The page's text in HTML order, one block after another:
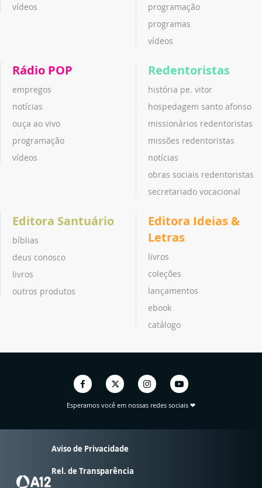
vídeos
programação
programas
vídeos
Rádio POP
empregos
notícias
ouça ao vivo
programação
vídeos
Redentoristas
história pe. vitor
hospedagem santo afonso
missionários redentoristas
missões redentoristas
notícias
obras sociais redentoristas
secretariado vocacional
Editora Santuário
bíblias
deus conosco
livros
outros produtos
Editora Ideias &
Letras
livros
coleções
lançamentos
ebook
catálogo
Esperamos você em nossas redes sociais ❤
Aviso de Privacidade
Rel. de Transparência